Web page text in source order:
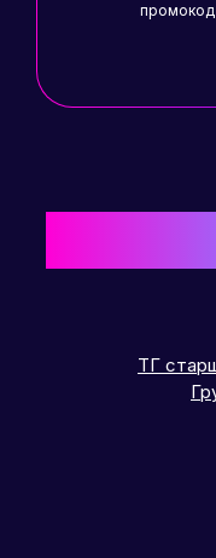
промокод
ТГ